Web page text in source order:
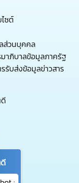
ซต์
ส่วนบุคคล
าภิบาลข้อมูลภาครัฐ
รับส่งข้อมูลข่าวสาร